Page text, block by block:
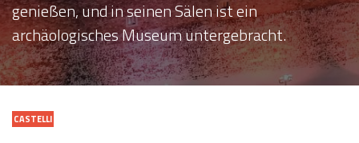
genießen, und in seinen Sälen ist ein
archäologisches Museum untergebracht.
CASTELLI